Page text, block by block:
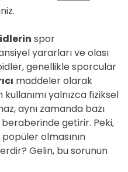
spor
yararları ve olası
genellikle sporcular
maddeler olarak
yalnızca fiziksel
aynı zamanda bazı
beraberinde getirir. Peki,
olmasının
Gelin, bu sorunun